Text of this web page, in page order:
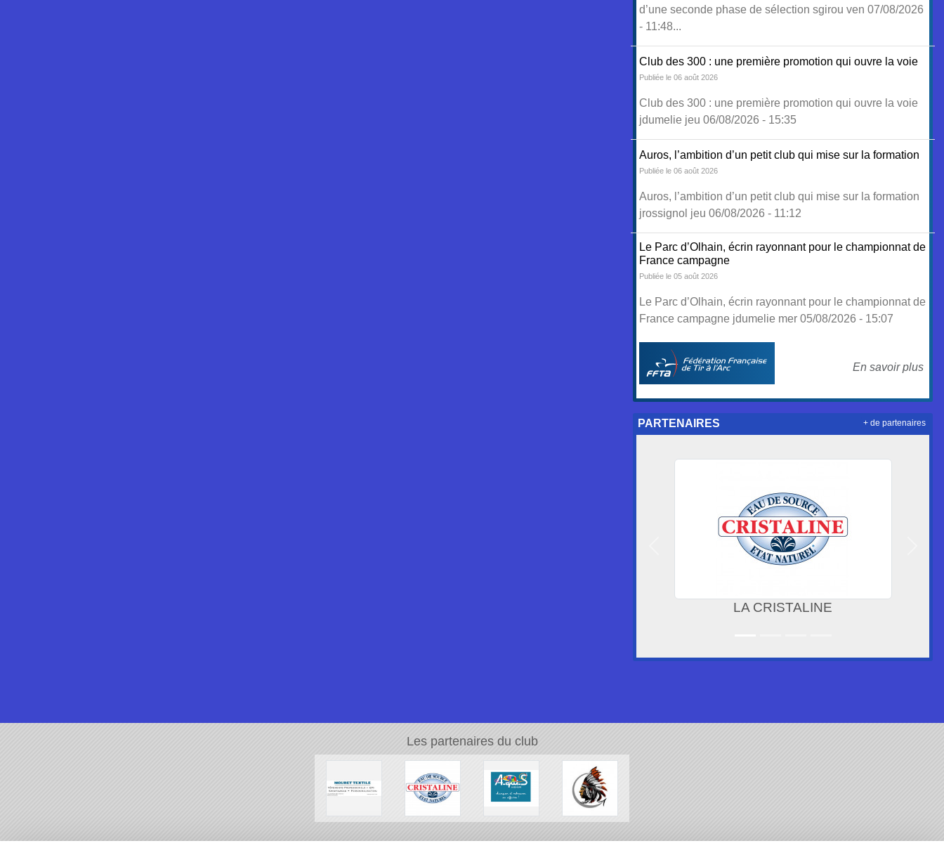
d’une seconde phase de sélection sgirou ven 07/08/2026
- 11:48...
Club des 300 : une première promotion qui ouvre la voie
Publiée le 06 août 2026
Club des 300 : une première promotion qui ouvre la voie
jdumelie jeu 06/08/2026 - 15:35
Auros, l’ambition d’un petit club qui mise sur la formation
Publiée le 06 août 2026
Auros, l’ambition d’un petit club qui mise sur la formation
jrossignol jeu 06/08/2026 - 11:12
Le Parc d’Olhain, écrin rayonnant pour le championnat de
France campagne
Publiée le 05 août 2026
Le Parc d’Olhain, écrin rayonnant pour le championnat de
France campagne jdumelie mer 05/08/2026 - 15:07
En savoir plus
PARTENAIRES
LA CRISTALINE
+ de partenaires
Les partenaires du club